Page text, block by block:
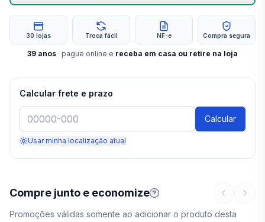
Compre junto e economize ?
Promoções válidas somente ao adicionar o produto desta
30 lojas Troca fácil NF-e Compra segura
39 anos · pague online e receba em casa ou retire na loja
Calcular frete e prazo
Calcular
Usar minha localização atual